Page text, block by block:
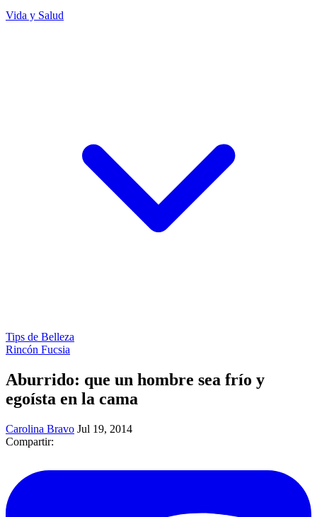
Vida y Salud
Tips de Belleza
Rincón Fucsia
Aburrido: que un hombre sea frío y
egoísta en la cama
Carolina Bravo Jul 19, 2014
Compartir: